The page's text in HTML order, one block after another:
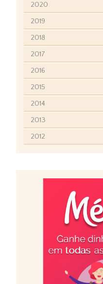
2020
2019
2018
2017
2016
2015
2014
2013
2012